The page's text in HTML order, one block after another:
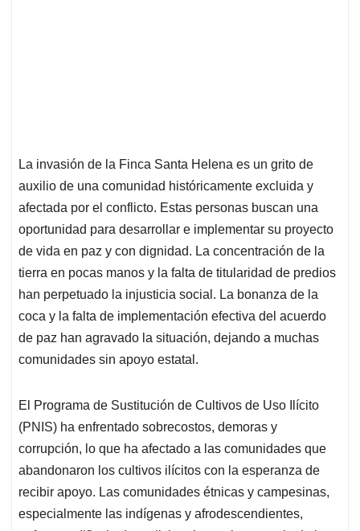
La invasión de la Finca Santa Helena es un grito de
auxilio de una comunidad históricamente excluida y
afectada por el conflicto. Estas personas buscan una
oportunidad para desarrollar e implementar su proyecto
de vida en paz y con dignidad. La concentración de la
tierra en pocas manos y la falta de titularidad de predios
han perpetuado la injusticia social. La bonanza de la
coca y la falta de implementación efectiva del acuerdo
de paz han agravado la situación, dejando a muchas
comunidades sin apoyo estatal.
El Programa de Sustitución de Cultivos de Uso Ilícito
(PNIS) ha enfrentado sobrecostos, demoras y
corrupción, lo que ha afectado a las comunidades que
abandonaron los cultivos ilícitos con la esperanza de
recibir apoyo. Las comunidades étnicas y campesinas,
especialmente las indígenas y afrodescendientes,